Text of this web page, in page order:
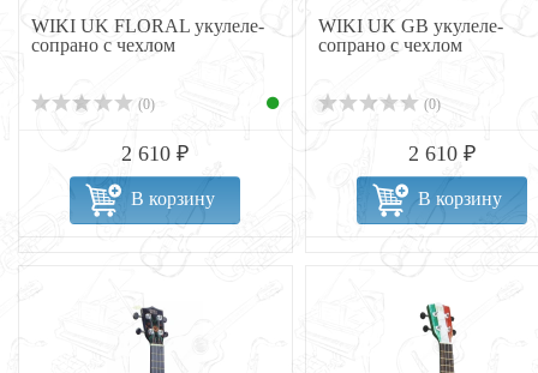
WIKI UK FLORAL укулеле-
сопрано с чехлом
(0)
2 610 ₽
В корзину
WIKI UK GB укулеле-
сопрано с чехлом
(0)
2 610 ₽
В корзину